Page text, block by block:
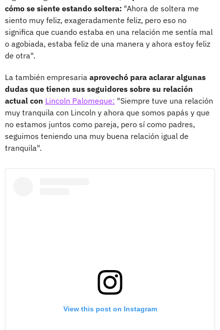
cómo se siente estando soltera: "Ahora de soltera me
siento muy feliz, exageradamente feliz, pero eso no
significa que cuando estaba en una relación me sentía mal
o agobiada, estaba feliz de una manera y ahora estoy feliz
de otra".
La también empresaria aprovechó para aclarar algunas
dudas que tienen sus seguidores sobre su relación
actual con Lincoln Palomeque: "Siempre tuve una relación
muy tranquila con Lincoln y ahora que somos papás y que
no estamos juntos como pareja, pero sí como padres,
seguimos teniendo una muy buena relación igual de
tranquila".
View this post on Instagram